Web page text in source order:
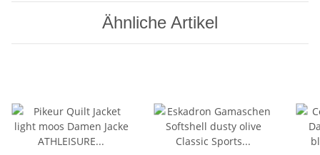
Ähnliche Artikel